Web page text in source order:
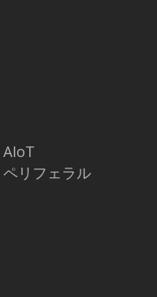
リフェラル